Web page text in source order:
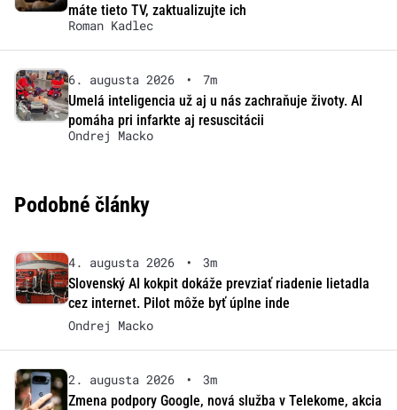
máte tieto TV, zaktualizujte ich
Roman Kadlec
6. augusta 2026 •
7m
Umelá inteligencia už aj u nás zachraňuje životy. AI
pomáha pri infarkte aj resuscitácii
Ondrej Macko
Podobné články
4. augusta 2026 •
3m
Slovenský AI kokpit dokáže prevziať riadenie lietadla
cez internet. Pilot môže byť úplne inde
Ondrej Macko
2. augusta 2026 •
3m
Zmena podpory Google, nová služba v Telekome, akcia